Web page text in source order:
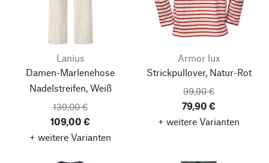
Lanius
Damen-Marlenehose
Nadelstreifen, Weiß
139,00 €
109,00 €
+ weitere Varianten
Armor lux
Strickpullover, Natur-Rot
99,90 €
79,90 €
+ weitere Varianten
Nach oben